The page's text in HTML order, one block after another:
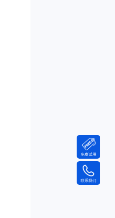
免费试用
联系我们